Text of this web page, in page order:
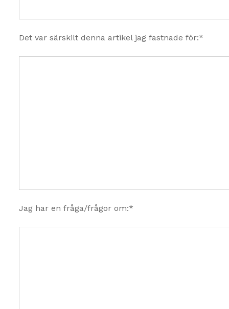
Det var särskilt denna artikel jag fastnade för:*
Jag har en fråga/frågor om:*